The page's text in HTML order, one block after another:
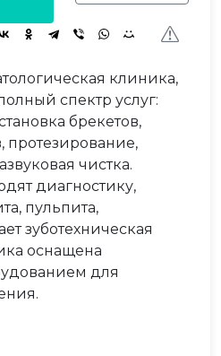
клиника,
спектр услуг:
брекетов,
протезирование,
чистка.
диагностику,
пульпита,
зуботехническая
оснащена
для